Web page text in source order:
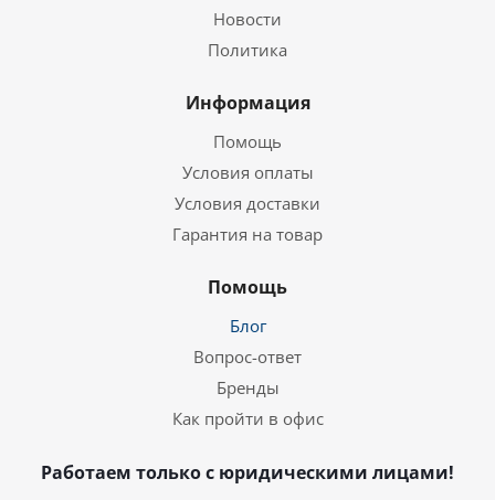
Новости
Политика
Информация
Помощь
Условия оплаты
Условия доставки
Гарантия на товар
Помощь
Блог
Вопрос-ответ
Бренды
Как пройти в офис
Работаем только с юридическими лицами!